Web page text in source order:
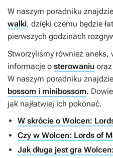
W naszym poradniku
walki, dzięki czemu będzie
pierwszych godzinach
Stworzyliśmy również aneks,
informacje o sterowaniu oraz
W naszym poradniku
bossom i minibossom.
jak najłatwiej ich pokonać.
W skrócie o Wolcen:
Czy w Wolcen: Lords of
Jak długa jest gra